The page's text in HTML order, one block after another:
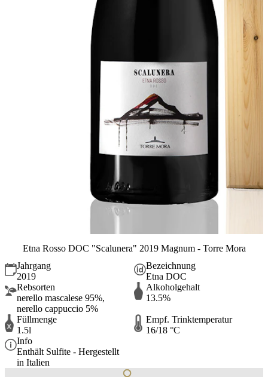
Etna Rosso DOC "Scalunera" 2019 Magnum - Torre Mora
Jahrgang
2019
Bezeichnung
Etna DOC
Rebsorten
nerello mascalese 95%,
nerello cappuccio 5%
Alkoholgehalt
13.5%
Füllmenge
1.5l
Empf. Trinktemperatur
16/18 °C
Info
Enthält Sulfite - Hergestellt
in Italien